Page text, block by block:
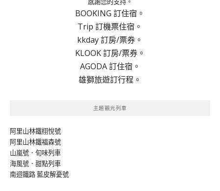
BOOKING 訂住宿。
Trip 訂機票住宿。
kkday 訂房/票券。
KLOOK 訂房/票券。
AGODA 訂住宿。
雄獅旅遊訂行程。
主題觀光列車
阿里山林鐵栩悅號
阿里山林鐵福森號
山嵐號．旬味列車
海風號．甜點列車
南迴鐵路 藍皮解憂號